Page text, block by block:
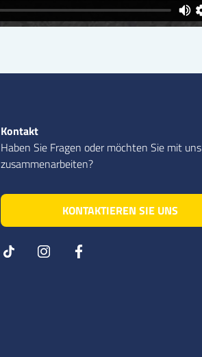
Kontakt
Haben Sie Fragen oder möchten Sie mit uns
zusammenarbeiten?
KONTAKTIEREN SIE UNS